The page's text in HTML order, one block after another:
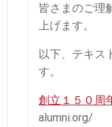
皆さまのご理
上げます。
以下、テキス
す。
創立１５０周
alumni.org/